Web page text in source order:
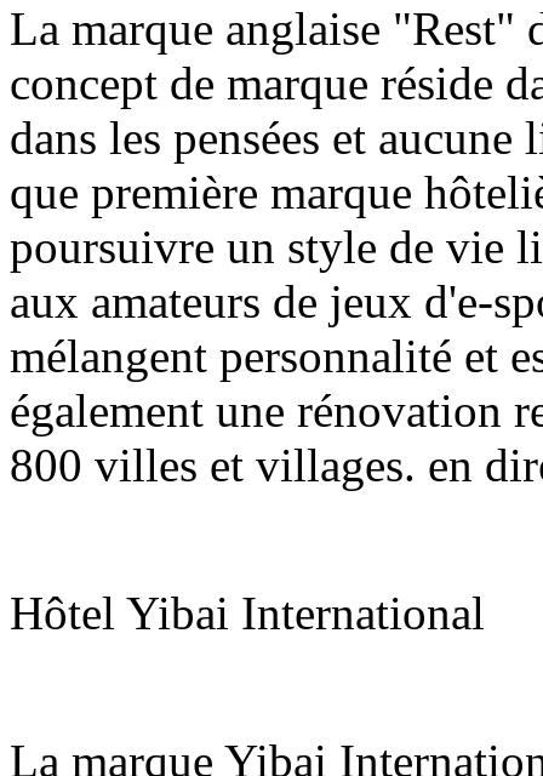
La marque anglaise "Rest"
concept de marque réside
dans les pensées et
que première marque
poursuivre un style de vie
aux amateurs de jeux d'e-
mélangent personnalité et
également une rénovation
800 villes et villages. en
Hôtel Yibai International
La marque Yibai